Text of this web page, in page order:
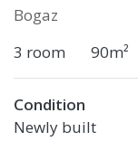
Bogaz
3 room
90m²
Condition
Newly built